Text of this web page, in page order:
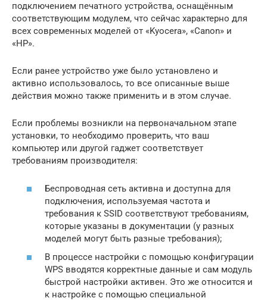
подключением печатного устройства, оснащённым
соответствующим модулем, что сейчас характерно для
всех современных моделей от «Kyocera», «Canon» и
«HP».
Если ранее устройство уже было установлено и
активно использовалось, то все описанные выше
действия можно также применить и в этом случае.
Если проблемы возникли на первоначальном этапе
установки, то необходимо проверить, что ваш
компьютер или другой гаджет соответствует
требованиям производителя:
Беспроводная сеть активна и доступна для
подключения, используемая частота и
требования к SSID соответствуют требованиям,
которые указаны в документации (у разных
моделей могут быть разные требования);
В процессе настройки с помощью конфигурации
WPS вводятся корректные данные и сам модуль
быстрой настройки активен. Это же относится и
к настройке с помощью специальной